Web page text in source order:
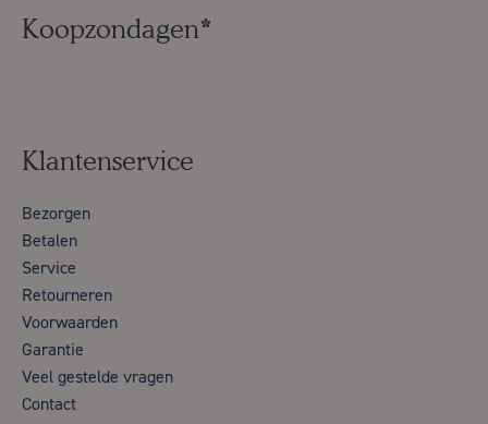
Koopzondagen*
Klantenservice
Bezorgen
Betalen
Service
Retourneren
Voorwaarden
Garantie
Veel gestelde vragen
Contact